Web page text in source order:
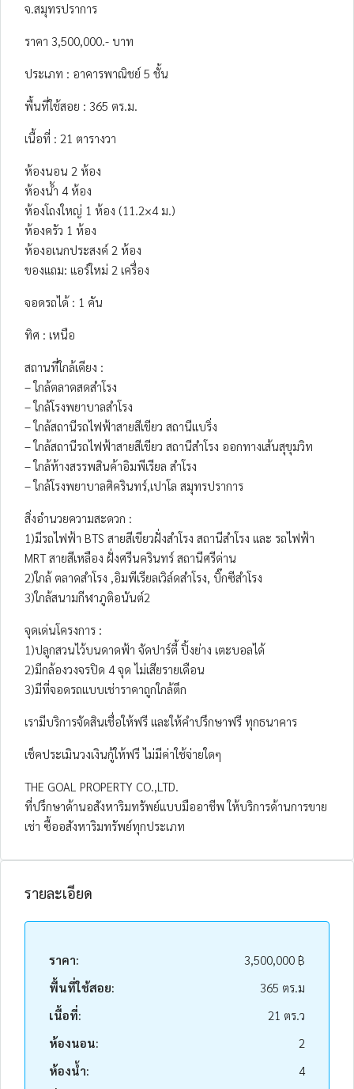
จ.สมุทรปราการ
ราคา 3,500,000.- บาท
ประเภท : อาคารพาณิชย์ 5 ชั้น
พื้นที่ใช้สอย : 365 ตร.ม.
เนื้อที่ : 21 ตารางวา
ห้องนอน 2 ห้อง
ห้องน้ำ 4 ห้อง
ห้องโถงใหญ่ 1 ห้อง (11.2×4 ม.)
ห้องครัว 1 ห้อง
ห้องอเนกประสงค์ 2 ห้อง
ของแถม: แอร์ใหม่ 2 เครื่อง
จอดรถได้ : 1 คัน
ทิศ : เหนือ
สถานที่ใกล้เคียง :
– ใกล้ตลาดสดสำโรง
– ใกล้โรงพยาบาลสำโรง
– ใกล้สถานีรถไฟฟ้าสายสีเขียว สถานีแบริ่ง
– ใกล้สถานีรถไฟฟ้าสายสีเขียว สถานีสำโรง ออกทางเส้นสุขุมวิท
– ใกล้ห้างสรรพสินค้าอิมพีเรียล สำโรง
– ใกล้โรงพยาบาลศิครินทร์,เปาโล สมุทรปราการ
สิ่งอำนวยความสะดวก :
1)มีรถไฟฟ้า BTS สายสีเขียวฝั่งสำโรง สถานีสำโรง และ รถไฟฟ้า
MRT สายสีเหลือง ฝั่งศรีนครินทร์ สถานีศรีด่าน
2)ใกล้ ตลาดสำโรง ,อิมพีเรียลเวิล์ดสำโรง, บิ๊กซีสำโรง
3)ใกล้สนามกีฬาภูติอนันต์2
จุดเด่นโครงการ :
1)ปลูกสวนไว้บนดาดฟ้า จัดปาร์ตี้ ปิ้งย่าง เตะบอลได้
2)มีกล้องวงจรปิด 4 จุด ไม่เสียรายเดือน
3)มีที่จอดรถแบบเช่าราคาถูกใกล้ตึก
เรามีบริการจัดสินเชื่อให้ฟรี และให้คำปรึกษาฟรี ทุกธนาคาร
เช็คประเมินวงเงินกู้ให้ฟรี ไม่มีค่าใช้จ่ายใดๆ
THE GOAL PROPERTY CO.,LTD.
ที่ปรึกษาด้านอสังหาริมทรัพย์แบบมืออาชีพ ให้บริการด้านการขาย
เช่า ซื้ออสังหาริมทรัพย์ทุกประเภท
รายละเอียด
ราคา:
3,500,000 ฿
พื้นที่ใช้สอย:
365 ตร.ม
เนื้อที่:
21 ตร.ว
ห้องนอน:
2
ห้องน้ำ:
4